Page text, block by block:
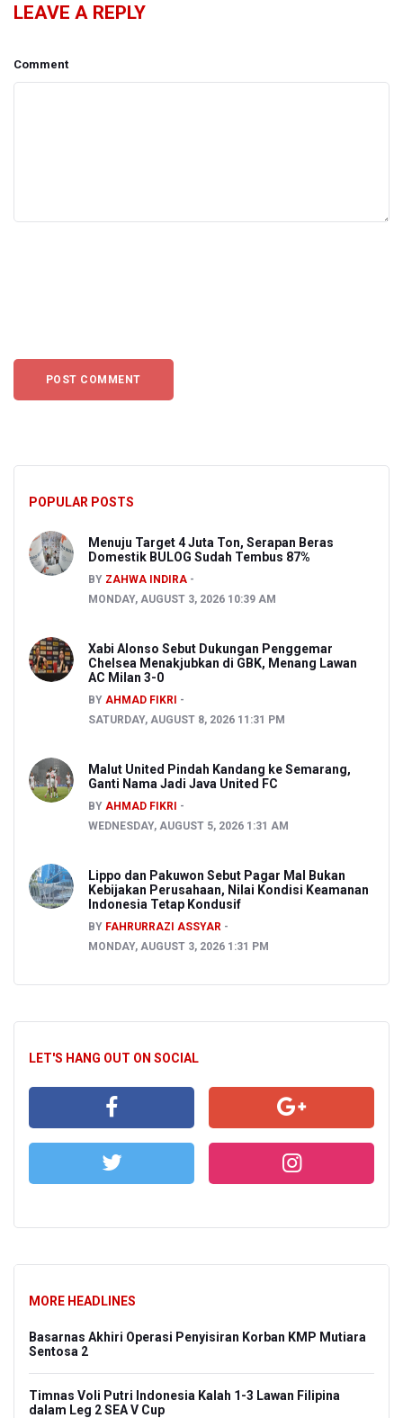
LEAVE A REPLY
Comment
POPULAR POSTS
Menuju Target 4 Juta Ton, Serapan Beras
Domestik BULOG Sudah Tembus 87%
BY ZAHWA INDIRA
MONDAY, AUGUST 3, 2026 10:39 AM
Xabi Alonso Sebut Dukungan Penggemar
Chelsea Menakjubkan di GBK, Menang Lawan
AC Milan 3-0
BY AHMAD FIKRI
SATURDAY, AUGUST 8, 2026 11:31 PM
Malut United Pindah Kandang ke Semarang,
Ganti Nama Jadi Java United FC
BY AHMAD FIKRI
WEDNESDAY, AUGUST 5, 2026 1:31 AM
Lippo dan Pakuwon Sebut Pagar Mal Bukan
Kebijakan Perusahaan, Nilai Kondisi Keamanan
Indonesia Tetap Kondusif
BY FAHRURRAZI ASSYAR
MONDAY, AUGUST 3, 2026 1:31 PM
LET'S HANG OUT ON SOCIAL
MORE HEADLINES
Basarnas Akhiri Operasi Penyisiran Korban KMP Mutiara
Sentosa 2
Timnas Voli Putri Indonesia Kalah 1-3 Lawan Filipina
dalam Leg 2 SEA V Cup